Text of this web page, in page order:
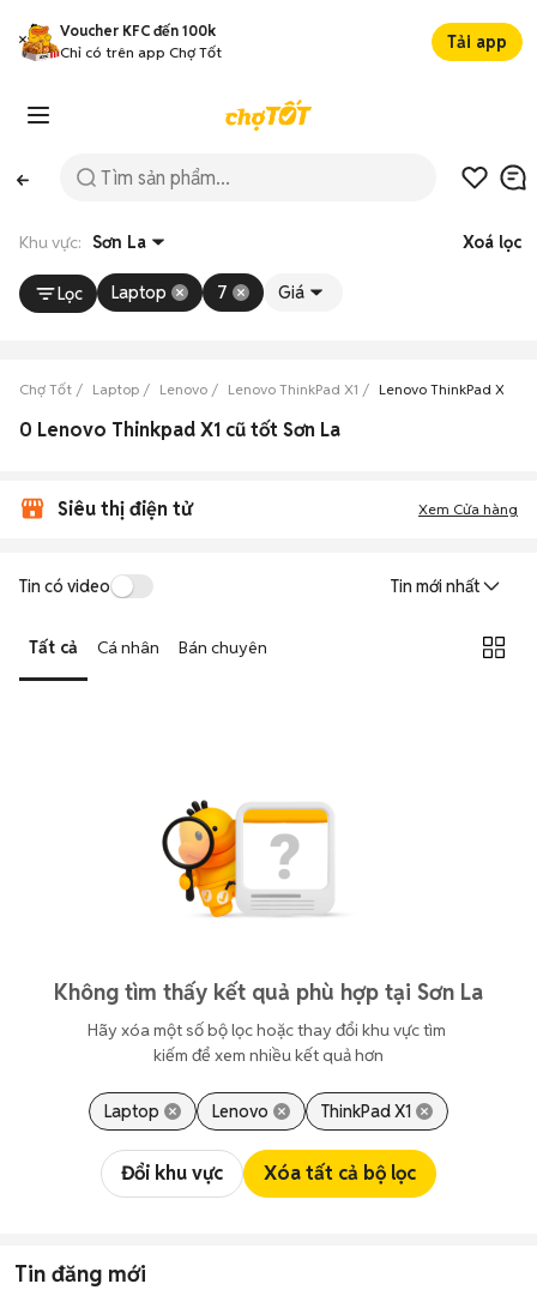
Voucher KFC đến 100k
Chỉ có trên app Chợ Tốt
Tải app
Khu vực: Sơn La Xoá lọc
Lọc Laptop 7 Giá
Chợ Tốt Laptop Lenovo Lenovo ThinkPad X1 Lenovo ThinkPad X1
0 Lenovo Thinkpad X1 cũ tốt Sơn La
Siêu thị điện tử Xem Cửa hàng
Tin có video Tin mới nhất
Tất cả Cá nhân Bán chuyên
Không tìm thấy kết quả phù hợp tại Sơn La
Hãy xóa một số bộ lọc hoặc thay đổi khu vực tìm
kiếm để xem nhiều kết quả hơn
Laptop Lenovo ThinkPad X1
Đổi khu vực Xóa tất cả bộ lọc
Tin đăng mới